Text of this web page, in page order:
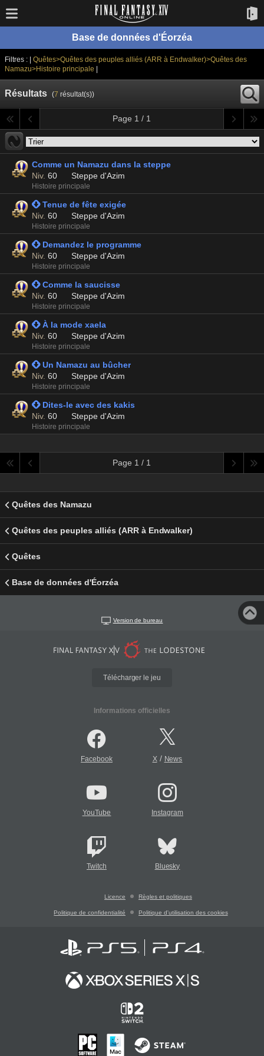
Base de données d'Éorzéa
Filtres : | Quêtes>Quêtes des peuples alliés (ARR à Endwalker)>Quêtes des
Namazu>Histoire principale
Résultats (7 résultat(s))
Page 1 / 1
Comme un Namazu dans la steppe
Niv. 60 Steppe d'Azim
Histoire principale
 Tenue de fête exigée
Niv. 60 Steppe d'Azim
Histoire principale
 Demandez le programme
Niv. 60 Steppe d'Azim
Histoire principale
 Comme la saucisse
Niv. 60 Steppe d'Azim
Histoire principale
 À la mode xaela
Niv. 60 Steppe d'Azim
Histoire principale
 Un Namazu au bûcher
Niv. 60 Steppe d'Azim
Histoire principale
 Dites-le avec des kakis
Niv. 60 Steppe d'Azim
Histoire principale
Page 1 / 1
Quêtes des Namazu
Quêtes des peuples alliés (ARR à Endwalker)
Quêtes
Base de données d'Éorzéa
Version de bureau
Télécharger le jeu
Informations officielles
Facebook X/ News
YouTube Instagram
Twitch Bluesky
Licence Règles et politiques
Politique de confidentialité Politique d'utilisation des cookies